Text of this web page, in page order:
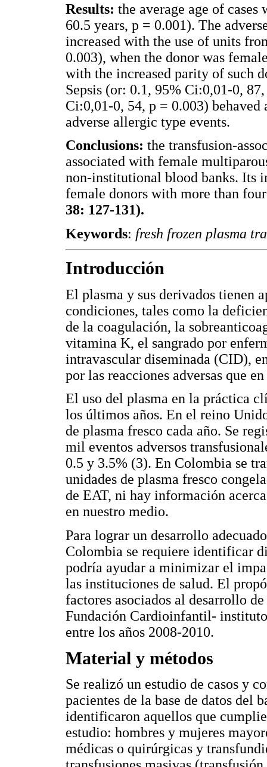
Results: the average age of
60.5 years, p = 0.001). The
increased with the use of units
0.003), when the donor was
with the increased parity of such
Sepsis (or: 0.1, 95% Ci:0,01-0,
Ci:0,01-0, 54, p = 0.003)
adverse allergic type events.
Conclusions: the transfusion-
associated with female
non-institutional blood banks. Its
female donors with more than
38: 127-131).
Keywords: fresh frozen plasma
Introducción
El plasma y sus derivados tienen
condiciones, tales como la
de la coagulación, la
vitamina K, el sangrado por
intravascular diseminada (CID),
por las reacciones adversas que
El uso del plasma en la práctica
los últimos años. En el reino
de plasma fresco cada año. Se
mil eventos adversos
0.5 y 3.5% (3). En Colombia se
unidades de plasma fresco
de EAT, ni hay información
en nuestro medio.
Para lograr un desarrollo
Colombia se requiere identificar
podría ayudar a minimizar el
las instituciones de salud. El
factores asociados al desarrollo
Fundación Cardioinfantil-
entre los años 2008-2010.
Material y métodos
Se realizó un estudio de casos y
pacientes de la base de datos del
identificaron aquellos que
estudio: hombres y mujeres
médicas o quirúrgicas y